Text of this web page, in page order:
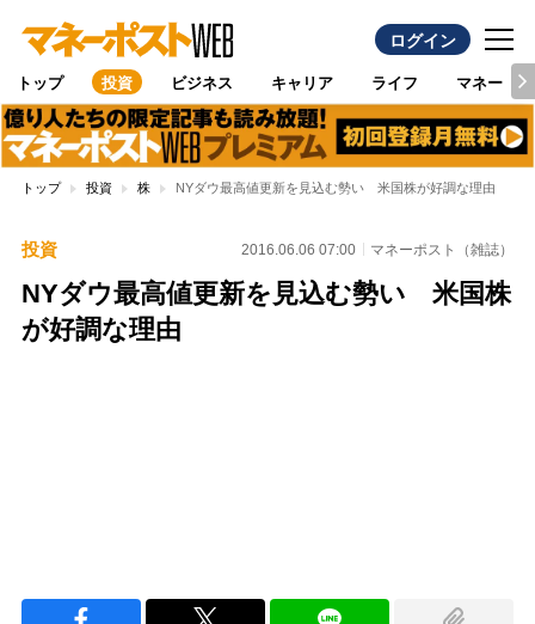
ログイン
トップ 投資 ビジネス キャリア ライフ マネー
トップ 投資 株 NYダウ最高値更新を見込む勢い 米国株が好調な理由
投資 2016.06.06 07:00 マネーポスト（雑誌）
NYダウ最高値更新を見込む勢い 米国株
が好調な理由